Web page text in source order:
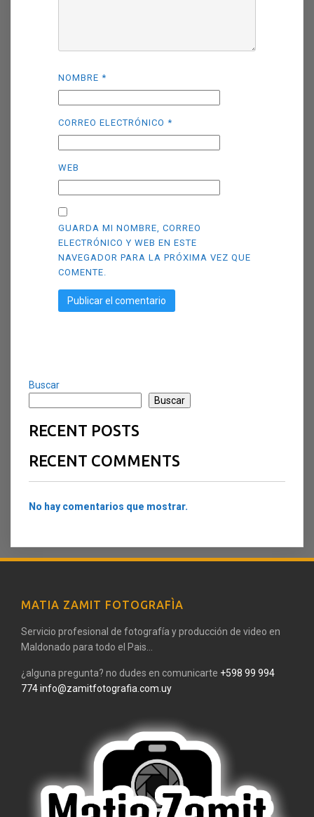
NOMBRE *
CORREO ELECTRÓNICO *
WEB
GUARDA MI NOMBRE, CORREO
ELECTRÓNICO Y WEB EN ESTE
NAVEGADOR PARA LA PRÓXIMA VEZ QUE
COMENTE.
Buscar
Buscar
RECENT POSTS
RECENT COMMENTS
No hay comentarios que mostrar.
MATIA ZAMIT FOTOGRAFÌA
Servicio profesional de fotografía y producción de video en
Maldonado para todo el Pais...
¿alguna pregunta? no dudes en comunicarte +598 99 994
774info@zamitfotografia.com.uy